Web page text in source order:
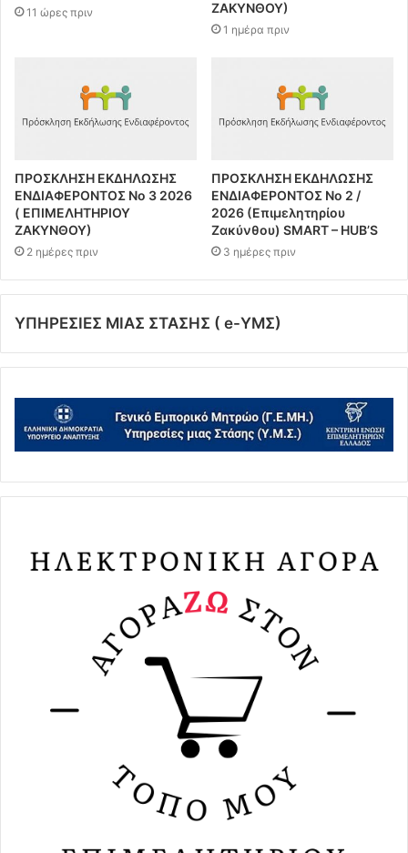
11 ώρες πριν ΖΑΚΥΝΘΟΥ)
1 ημέρα πριν
ΠΡΟΣΚΛΗΣΗ ΕΚΔΗΛΩΣΗΣ
ΕΝΔΙΑΦΕΡΟΝΤΟΣ Νο 3 2026
( ΕΠΙΜΕΛΗΤΗΡΙΟΥ
ΖΑΚΥΝΘΟΥ)
2 ημέρες πριν
ΠΡΟΣΚΛΗΣΗ ΕΚΔΗΛΩΣΗΣ
ΕΝΔΙΑΦΕΡΟΝΤΟΣ Νο 2 /
2026 (Επιμελητηρίου
Ζακύνθου) SMART – HUB’S
3 ημέρες πριν
ΥΠΗΡΕΣΙΕΣ ΜΙΑΣ ΣΤΑΣΗΣ ( e-ΥΜΣ)